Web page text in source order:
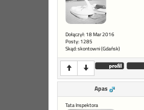
Dołączył: 18 Mar 2016
Posty: 1285
Skąd: skontowni (Gdańsk)
Apas
Tata Inspektora